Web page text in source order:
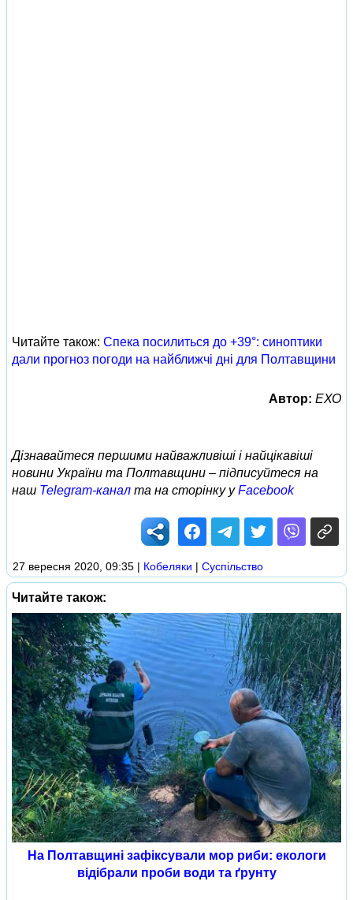
Читайте також: Спека посилиться до +39°: синоптики
дали прогноз погоди на найближчі дні для Полтавщини
Автор: ЕХО
Дізнавайтеся першими найважливіші і найцікавіші
новини України та Полтавщини – підписуйтеся на
наш Telegram-канал та на сторінку уFacebook
27 вересня 2020, 09:35 | Кобеляки | Суспільство
Читайте також:
На Полтавщині зафіксували мор риби: екологи
відібрали проби води та ґрунту